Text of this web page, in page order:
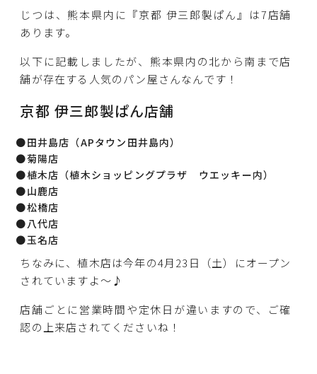
じつは、熊本県内に『京都 伊三郎製ぱん』は7店舗
あります。
以下に記載しましたが、熊本県内の北から南まで店
舗が存在する人気のパン屋さんなんです！
京都 伊三郎製ぱん店舗
●田井島店（APタウン田井島内）
●菊陽店
●植木店（植木ショッピングプラザ ウエッキー内）
●山鹿店
●松橋店
●八代店
●玉名店
ちなみに、植木店は今年の4月23日（土）にオープン
されていますよ～♪
店舗ごとに営業時間や定休日が違いますので、ご確
認の上来店されてくださいね！